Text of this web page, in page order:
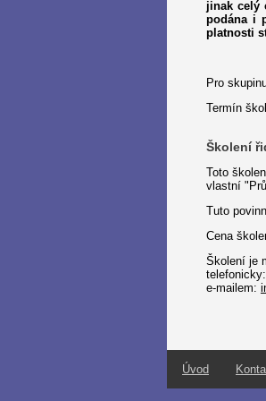
jinak celý
podána i
platnosti
Pro
Termín
Školení
Toto
vlastní
Tuto
Cena
Školení je
e-mailem:
Úvod